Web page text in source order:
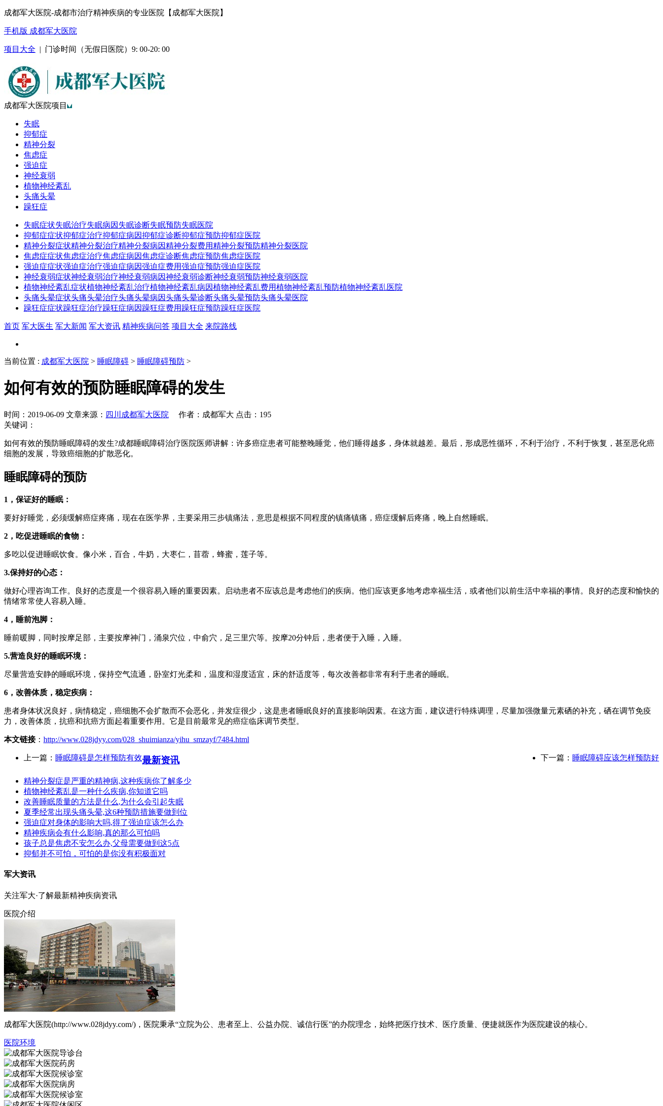
成都军大医院-成都市治疗精神疾病的专业医院【成都军大医院】
手机版 成都军大医院
项目大全 | 门诊时间（无假日医院）9: 00-20: 00
成都军大医院项目
失眠
抑郁症
精神分裂
焦虑症
强迫症
神经衰弱
植物神经紊乱
头痛头晕
躁狂症
失眠症状失眠治疗失眠病因 失眠诊断失眠预防失眠医院
抑郁症症状抑郁症治疗抑郁症病因抑郁症诊断抑郁症预防抑郁症医院
精神分裂症状精神分裂治疗精神分裂病因精神分裂费用精神分裂预防精神分裂医院
焦虑症症状焦虑症治疗焦虑症病因焦虑症诊断焦虑症预防焦虑症医院
强迫症症状强迫症治疗强迫症病因强迫症费用强迫症预防强迫症医院
神经衰弱症状神经衰弱治疗神经衰弱病因神经衰弱诊断神经衰弱预防神经衰弱医院
植物神经紊乱症状植物神经紊乱治疗植物神经紊乱病因植物神经紊乱费用植物神经紊乱预防植物神经紊乱医院
头痛头晕症状头痛头晕治疗头痛头晕病因头痛头晕诊断头痛头晕预防头痛头晕医院
躁狂症症状躁狂症治疗躁狂症病因 躁狂症费用 躁狂症预防躁狂症医院
首页 军大医生 军大新闻 军大资讯 精神疾病问答 项目大全 来院路线
当前位置 : 成都军大医院 > 睡眠障碍 > 睡眠障碍预防 >
如何有效的预防睡眠障碍的发生
时间：2019-06-09 文章来源： 四川成都军大医院 作者：成都军大 点击：195
关键词：
如何有效的预防睡眠障碍的发生?成都睡眠障碍治疗医院医师讲解：许多癌症患者可能整晚睡觉，他们睡得越多，身体就越差。最后，形成恶性循环，不利于治疗，不利于恢复，甚至恶化癌
细胞的发展，导致癌细胞的扩散恶化。
睡眠障碍的预防
1，保证好的睡眠：
要好好睡觉，必须缓解癌症疼痛，现在在医学界，主要采用三步镇痛法，意思是根据不同程度的镇痛镇痛，癌症缓解后疼痛，晚上自然睡眠。
2，吃促进睡眠的食物：
多吃以促进睡眠饮食。像小米，百合，牛奶，大枣仁，苜蓿，蜂蜜，莲子等。
3.保持好的心态：
做好心理咨询工作。良好的态度是一个很容易入睡的重要因素。启动患者不应该总是考虑他们的疾病。他们应该更多地考虑幸福生活，或者他们以前生活中幸福的事情。良好的态度和愉快的
情绪常常使人容易入睡。
4，睡前泡脚：
睡前暖脚，同时按摩足部，主要按摩神门，涌泉穴位，中俞穴，足三里穴等。按摩20分钟后，患者便于入睡，入睡。
5.营造良好的睡眠环境：
尽量营造安静的睡眠环境，保持空气流通，卧室灯光柔和，温度和湿度适宜，床的舒适度等，每次改善都非常有利于患者的睡眠。
6，改善体质，稳定疾病：
患者身体状况良好，病情稳定，癌细胞不会扩散而不会恶化，并发症很少，这是患者睡眠良好的直接影响因素。在这方面，建议进行特殊调理，尽量加强微量元素硒的补充，硒在调节免疫
力，改善体质，抗癌和抗癌方面起着重要作用。它是目前最常见的癌症临床调节类型。
本文链接： http://www.028jdyy.com/028_shuimianza/yihu_smzayf/7484.html
上一篇： 睡眠障碍是怎样预防有效 下一篇： 睡眠障碍应该怎样预防好
最新资讯
精神分裂症是严重的精神病,这种疾病你了解多少
植物神经紊乱是一种什么疾病,你知道它吗
改善睡眠质量的方法是什么,为什么会引起失眠
夏季经常出现头痛头晕,这6种预防措施要做到位
强迫症对身体的影响大吗,得了强迫症该怎么办
精神疾病会有什么影响,真的那么可怕吗
孩子总是焦虑不安怎么办,父母需要做到这5点
抑郁并不可怕，可怕的是你没有积极面对
军大资讯
关注军大·了解最新精神疾病资讯
医院介绍
成都军大医院(http://www.028jdyy.com/)，医院秉承“立院为公、患者至上、公益办院、诚信行医”的办院理念，始终把医疗技术、医疗质量、便捷就医作为医院建设的核心。
医院环境